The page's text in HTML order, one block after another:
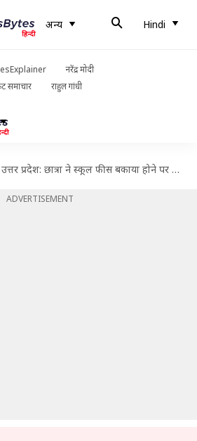
अन्य Hindi
नरेंद्र मोदी
समाचार राहुल गांधी
उत्तर प्रदेश: छात्रा ने स्कूल फीस बकाया होने पर परीक्षा देने से रोकने पर की आत्महत्या
ADVERTISEMENT